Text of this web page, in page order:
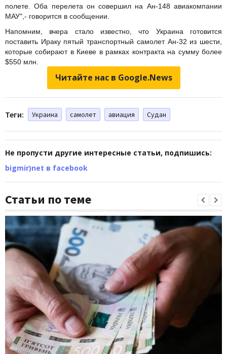
полете. Оба перелета он совершил на Ан-148 авиакомпании
МАУ",- говорится в сообщении.
Напомним, вчера стало известно, что Украина готовится
поставить Ираку пятый транспортный самолет Ан-32 из шести,
которые собирают в Киеве в рамках контракта на сумму более
$550 млн.
Читайте нас в Google.News
Теги: Украина самолет авиация Судан
Не пропусти другие интересные статьи, подпишись:
bigmir)net в facebook
Статьи по теме